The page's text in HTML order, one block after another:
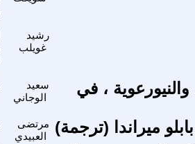
رشيد
غويلب
سعيد
الوجاني
والنيورعوية ، في
مرتضى
العبيدي
بابلو ميراندا (ترجمة)